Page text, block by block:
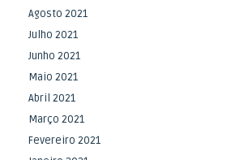
Agosto 2021
Julho 2021
Junho 2021
Maio 2021
Abril 2021
Março 2021
Fevereiro 2021